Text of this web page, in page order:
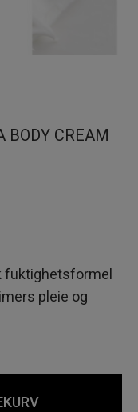
BODY CREAM
fuktighetsformel
pleie og